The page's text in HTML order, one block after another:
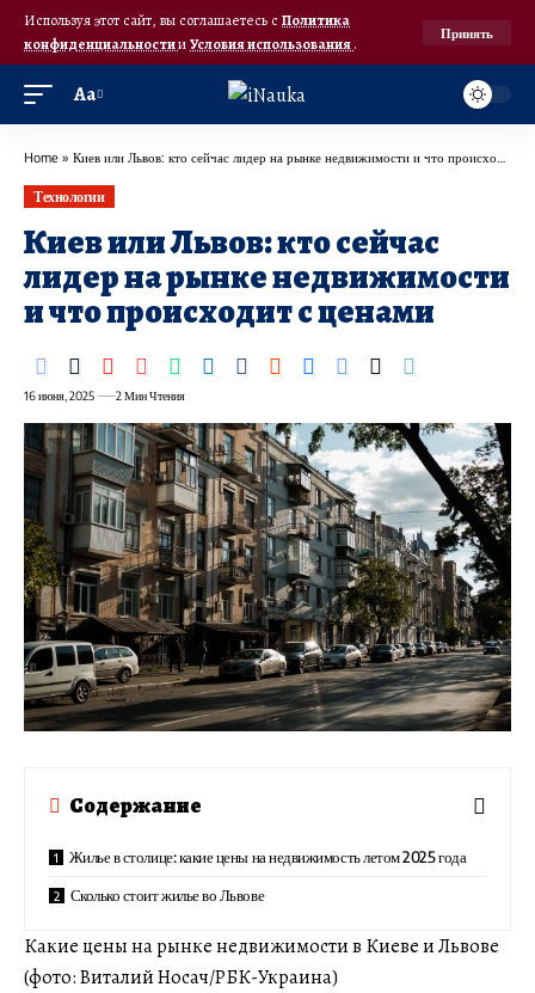
Используя этот сайт, вы соглашаетесь с Политика
конфиденциальностииУсловия использования.
Принять
Аа
Home » Киев или Львов: кто сейчас лидер на рынке недвижимости и что происходит с ценами
Технологии
Киев или Львов: кто сейчас
лидер на рынке недвижимости
и что происходит с ценами
16 июня, 2025 2 Мин Чтения
Содержание
Жилье в столице: какие цены на недвижимость летом 2025 года
Сколько стоит жилье во Львове
Какие цены на рынке недвижимости в Киеве и Львове
(фото: Виталий Носач/РБК-Украина)